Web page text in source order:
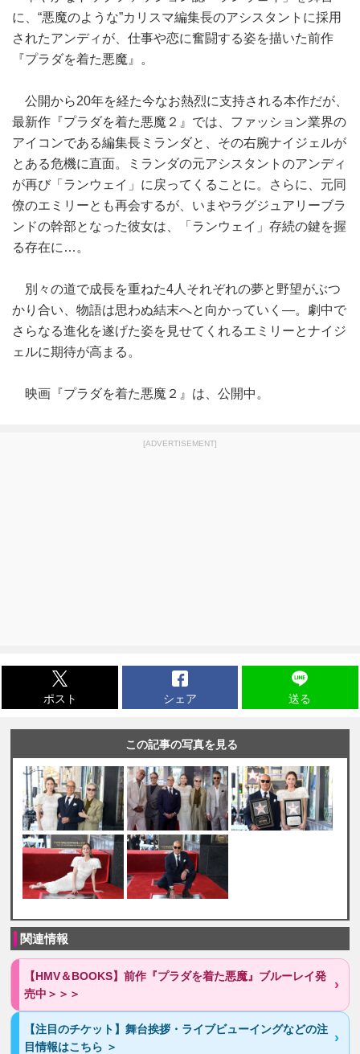
に、“悪魔のような”カリスマ編集長のアシスタントに採用
されたアンディが、仕事や恋に奮闘する姿を描いた前作
『プラダを着た悪魔』。
公開から20年を経た今なお熱烈に支持される本作だが、
最新作『プラダを着た悪魔２』では、ファッション業界の
アイコンである編集長ミランダと、その右腕ナイジェルが
とある危機に直面。ミランダの元アシスタントのアンディ
が再び「ランウェイ」に戻ってくることに。さらに、元同
僚のエミリーとも再会するが、いまやラグジュアリーブラ
ンドの幹部となった彼女は、「ランウェイ」存続の鍵を握
る存在に…。
別々の道で成長を重ねた4人それぞれの夢と野望がぶつ
かり合い、物語は思わぬ結末へと向かっていく―。劇中で
さらなる進化を遂げた姿を見せてくれるエミリーとナイジ
ェルに期待が高まる。
映画『プラダを着た悪魔２』は、公開中。
[ADVERTISEMENT]
ポスト シェア 送る
この記事の写真を見る
関連情報
【HMV＆BOOKS】前作『プラダを着た悪魔』ブルーレイ発
売中＞＞＞
【注目のチケット】舞台挨拶・ライブビューイングなどの注
目情報はこちら ＞